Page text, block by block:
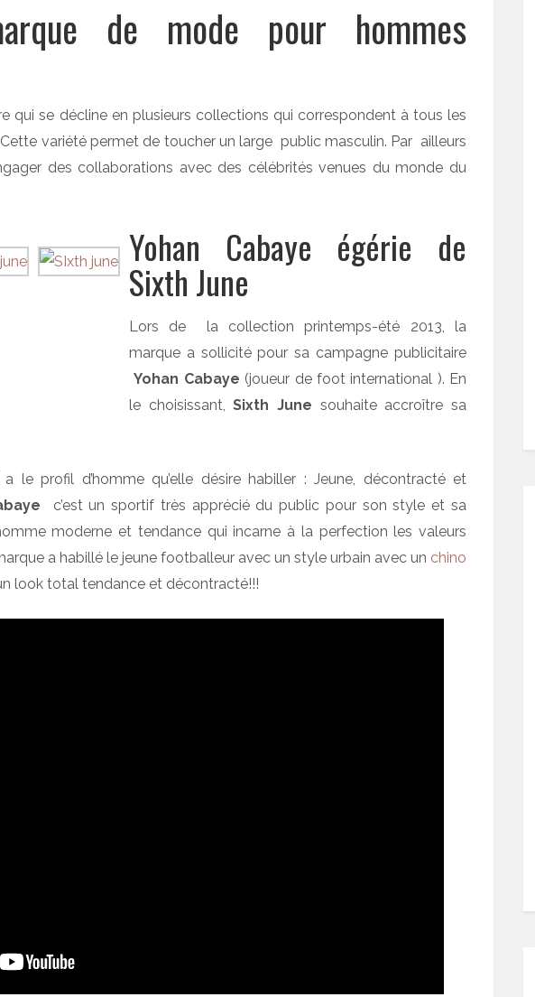
de mode pour hommes
qui se décline en plusieurs collections qui correspondent à tous les
variété permet de toucher un large public masculin. Par ailleurs
des collaborations avec des célébrités venues du monde du
Yohan Cabaye égérie de
Sixth June
Lors de la collection printemps-été 2013, la
marque a sollicité pour sa campagne publicitaire
Yohan Cabaye (joueur de foot international ). En
le choisissant,Sixth June souhaite accroître sa
le profil d’homme qu’elle désire habiller : Jeune, décontracté et
c’est un sportif très apprécié du public pour son style et sa
moderne et tendance qui incarne à la perfection les valeurs
a habillé le jeune footballeur avec un style urbain avec un chino
look total tendance et décontracté!!!